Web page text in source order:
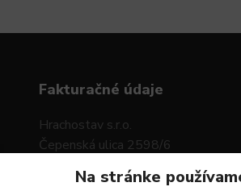
Na stránke
Fakturačné údaje
Hrachostav s.r.o.
Čepenská ulica 2598/6